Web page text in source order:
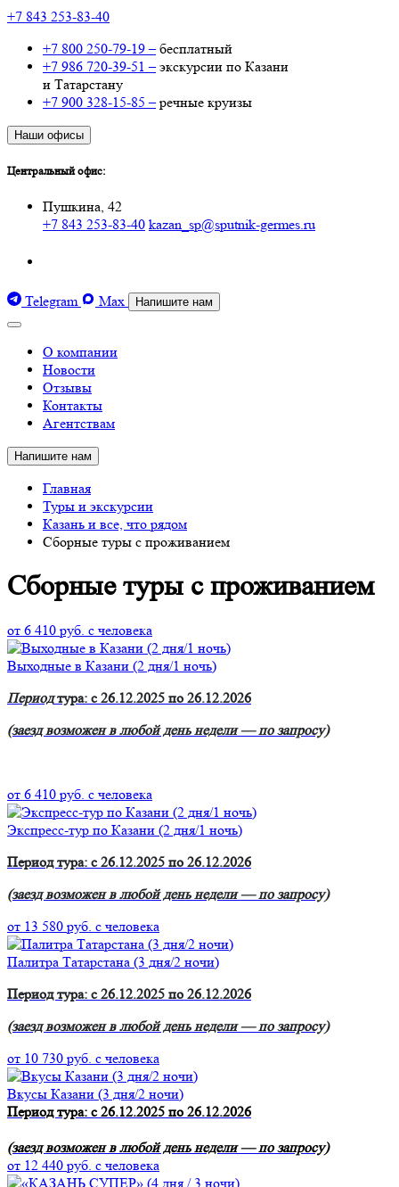
+7 843 253-83-40
+7 800 250-79-19 –бесплатный
+7 986 720-39-51 –экскурсии по Казани
и Татарстану
+7 900 328-15-85 –речные круизы
Наши офисы
Центральный офис:
Пушкина, 42
+7 843 253-83-40 kazan_sp@sputnik-germes.ru
Telegram Max Напишите нам
О компании
Новости
Отзывы
Контакты
Агентствам
Напишите нам
Главная
Туры и экскурсии
Казань и все, что рядом
Сборные туры с проживанием
Сборные туры с проживанием
от 6 410 руб. с человека
Выходные в Казани (2 дня/1 ночь)
Периодтура: с 26.12.2025 по 26.12.2026
(заезд возможен в любой день недели — по запросу)
от 6 410 руб. с человека
Экспресс-тур по Казани (2 дня/1 ночь)
Период тура: с 26.12.2025 по 26.12.2026
(заезд возможен в любой день недели — по запросу)
от 13 580 руб. с человека
Палитра Татарстана (3 дня/2 ночи)
Период тура: с 26.12.2025 по 26.12.2026
(заезд возможен в любой день недели — по запросу)
от 10 730 руб. с человека
Вкусы Казани (3 дня/2 ночи)
Период тура: с 26.12.2025 по 26.12.2026
(заезд возможен в любой день недели — по запросу)
от 12 440 руб. с человека